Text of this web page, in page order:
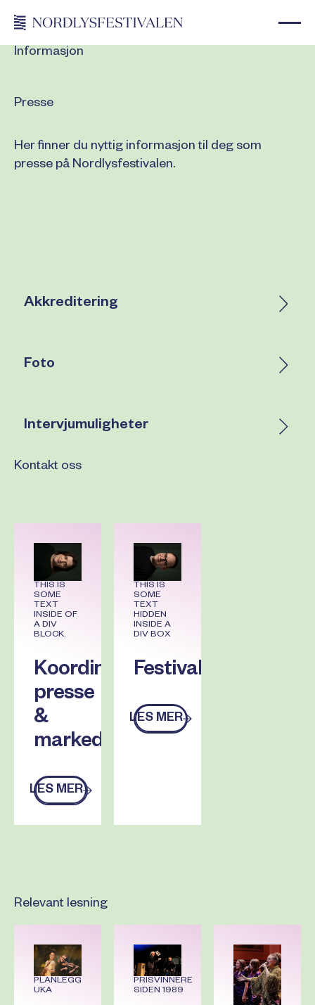
Informasjon
Presse
Her finner du nyttig informasjon til deg som
presse på Nordlysfestivalen.
Akkreditering
Foto
Intervjumuligheter
Kontakt oss
THIS IS
SOME
TEXT
INSIDE OF
A DIV
BLOCK.
Koordinator,
presse
&
markedsføring
Les mer
LES MER
THIS IS
SOME
TEXT
HIDDEN
INSIDE A
DIV BOX
Festivalsjef
Les mer
LES MER
Relevant lesning
PLANLEGG
UKA
PRISVINNERE
SIDEN 1989